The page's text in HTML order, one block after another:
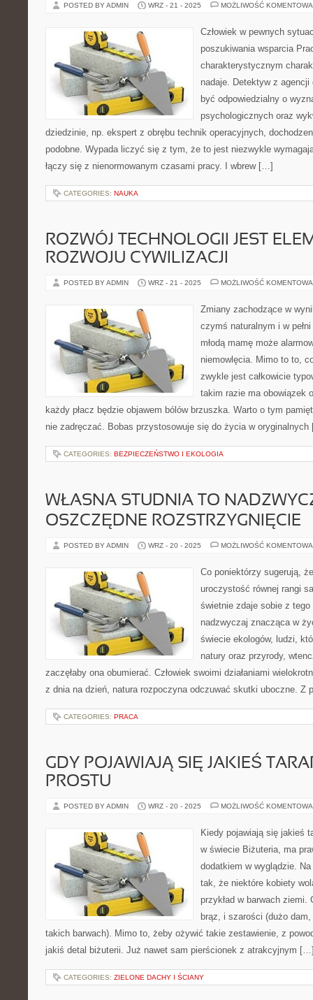
POSTED BY ADMIN WRZ - 21 - 2025 MOŻLIWOŚĆ
Człowiek w pewnych
poszukiwania wsparcia
charakterystycznym
nadaje. Detektyw z
być odpowiedzialny o
psychologicznych oraz
dziedzinie, np. ekspert z obrębu technik operacyjnych,
podobne. Wypada liczyć się z tym, że to jest niezwykle
łączy się z nienormowanym czasami pracy. I wbrew […]
CATEGORIES: NAUKA
ROZWÓJ TECHNOLOGII JEST
ROZWOJU CYWILIZACJI
POSTED BY ADMIN WRZ - 21 - 2025 MOŻLIWOŚĆ
Zmiany zachodzące w
czymś naturalnym i w
młodą mamę może
niemowlęcia. Mimo to to,
zwykle jest całkowicie
takim razie ma obowiązek
każdy płacz będzie objawem bólów brzuszka. Warto o tym
nie zadręczać. Bobas przystosowuje się do życia w
CATEGORIES: BEZPIECZEŃSTWO I EKOLOGIA
WŁASNA STUDNIA TO
OSZCZĘDNE ROZSTRZYGNIĘCIE
POSTED BY ADMIN WRZ - 20 - 2025 MOŻLIWOŚĆ
Co poniektórzy sugerują,
uroczystość równej rangi
świetnie zdaje sobie z
nadzwyczaj znacząca w
świecie ekologów, ludzi,
natury oraz przyrody,
zaczęłaby ona obumierać. Człowiek swoimi działaniami
z dnia na dzień, natura rozpoczyna odczuwać skutki uboczne. Z
CATEGORIES: PRACA
GDY POJAWIAJĄ SIĘ JAKIEŚ
PROSTU
POSTED BY ADMIN WRZ - 20 - 2025 MOŻLIWOŚĆ
Kiedy pojawiają się jakieś
w świecie Biżuteria, ma
dodatkiem w wyglądzie.
tak, że niektóre kobiety
przykład w barwach ziemi.
brąz, i szarości (dużo
takich barwach). Mimo to, żeby ożywić takie zestawienie, z
jakiś detal biżuterii. Już nawet sam pierścionek z atrakcyjnym
CATEGORIES: ZIELONE DACHY I ŚCIANY